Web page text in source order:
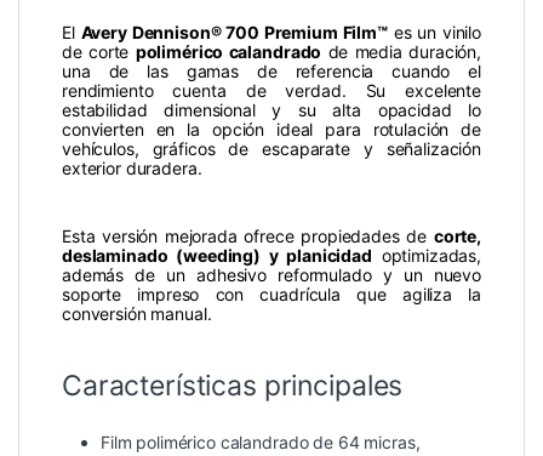
El Avery Dennison® 700 Premium Film™es un vinilo
de corte polimérico calandrado de media duración,
una de las gamas de referencia cuando el
rendimiento cuenta de verdad. Su excelente
estabilidad dimensional y su alta opacidad lo
convierten en la opción ideal para rotulación de
vehículos, gráficos de escaparate y señalización
exterior duradera.
Esta versión mejorada ofrece propiedades de corte,
deslaminado (weeding) y planicidad optimizadas,
además de un adhesivo reformulado y un nuevo
soporte impreso con cuadrícula que agiliza la
conversión manual.
Características principales
Film polimérico calandrado de 64 micras,